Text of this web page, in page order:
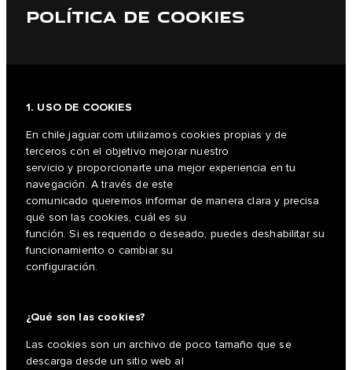
POLÍTICA DE COOKIES
1. USO DE COOKIES
En chile.jaguar.com utilizamos cookies propias y de
terceros con el objetivo mejorar nuestro
servicio y proporcionarte una mejor experiencia en tu
navegación. A través de este
comunicado queremos informar de manera clara y precisa
qué son las cookies, cuál es su
función. Si es requerido o deseado, puedes deshabilitar su
funcionamiento o cambiar su
configuración.
¿Qué son las cookies?
Las cookies son un archivo de poco tamaño que se
descarga desde un sitio web al